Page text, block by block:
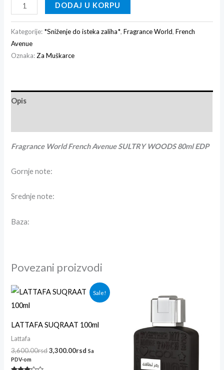
DODAJ U KORPU
Kategorije: *Sniženje do isteka zaliha*,Fragrance World,French
Avenue
Oznaka: Za Muškarce
Opis
Fragrance World French Avenue SULTRY WOODS 80ml EDP
Gornje note:
Srednje note:
Baza:
Povezani proizvodi
Sale!
LATTAFA SUQRAAT 100ml
Lattafa
3,600.00rsd
Originalna
cena
3,600.00rsd.
3,300.00rsd
Trenutna
cena
Sa
PDV-om